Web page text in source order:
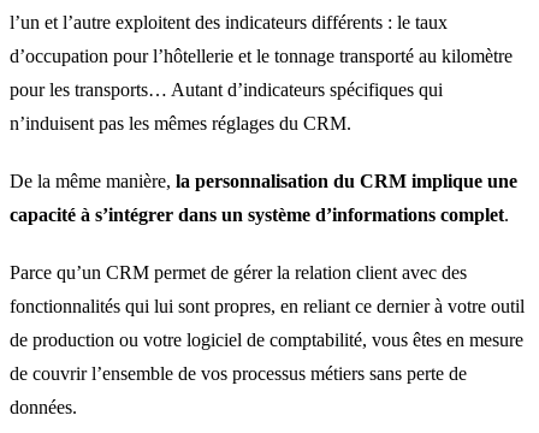
l’un et l’autre exploitent des indicateurs différents : le taux
d’occupation pour l’hôtellerie et le tonnage transporté au kilomètre
pour les transports… Autant d’indicateurs spécifiques qui
n’induisent pas les mêmes réglages du CRM.
De la même manière, la personnalisation du CRM implique une
capacité à s’intégrer dans un système d’informations complet.
Parce qu’un CRM permet de gérer la relation client avec des
fonctionnalités qui lui sont propres, en reliant ce dernier à votre outil
de production ou votre logiciel de comptabilité, vous êtes en mesure
de couvrir l’ensemble de vos processus métiers sans perte de
données.